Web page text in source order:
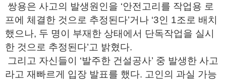
쌍용은 사고의 발생원인을 ‘안전고리를 작업용 로
프에 체결한 것으로 추정된다’거나 ‘3인 1조로 배치
했으나, 두 명이 부재한 상태에서 단독작업을 실시
한 것으로 추정된다’고 밝혔다.
그리고 자신들이 ‘발주한 건설공사’ 중 발생한 사고
라고 재빠르게 입장 발표를 했다. 고인의 과실 가능